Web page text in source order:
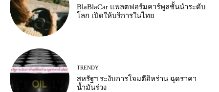
BlaBlaCar แพลตฟอร์มคาร์พูลชั้นนำระดับ
โลก เปิดให้บริการในไทย
TRENDY
สหรัฐฯ ระงับการโจมตีอิหร่าน ฉุดราคา
น้ำมันร่วง